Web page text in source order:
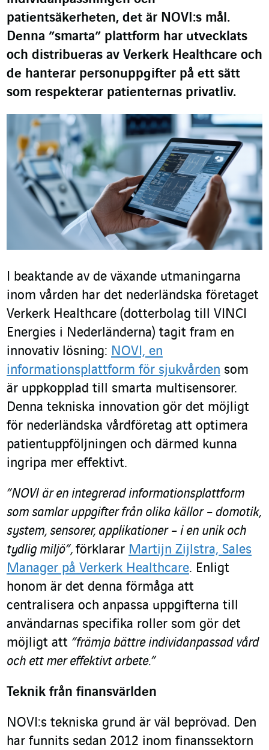
patientsäkerheten, det är NOVI:s mål.
Denna ”smarta” plattform har utvecklats
och distribueras av Verkerk Healthcare och
de hanterar personuppgifter på ett sätt
som respekterar patienternas privatliv.
I beaktande av de växande utmaningarna
inom vården har det nederländska företaget
Verkerk Healthcare (dotterbolag till VINCI
Energies i Nederländerna) tagit fram en
innovativ lösning: NOVI, en
informationsplattform för sjukvården som
är uppkopplad till smarta multisensorer.
Denna tekniska innovation gör det möjligt
för nederländska vårdföretag att optimera
patientuppföljningen och därmed kunna
ingripa mer effektivt.
”NOVI är en integrerad informationsplattform
som samlar uppgifter från olika källor – domotik,
system, sensorer, applikationer – i en unik och
tydlig miljö”, förklarar Martijn Zijlstra, Sales
Manager på Verkerk Healthcare. Enligt
honom är det denna förmåga att
centralisera och anpassa uppgifterna till
användarnas specifika roller som gör det
möjligt att ”främja bättre individanpassad vård
och ett mer effektivt arbete.”
Teknik från finansvärlden
NOVI:s tekniska grund är väl beprövad. Den
har funnits sedan 2012 inom finanssektorn